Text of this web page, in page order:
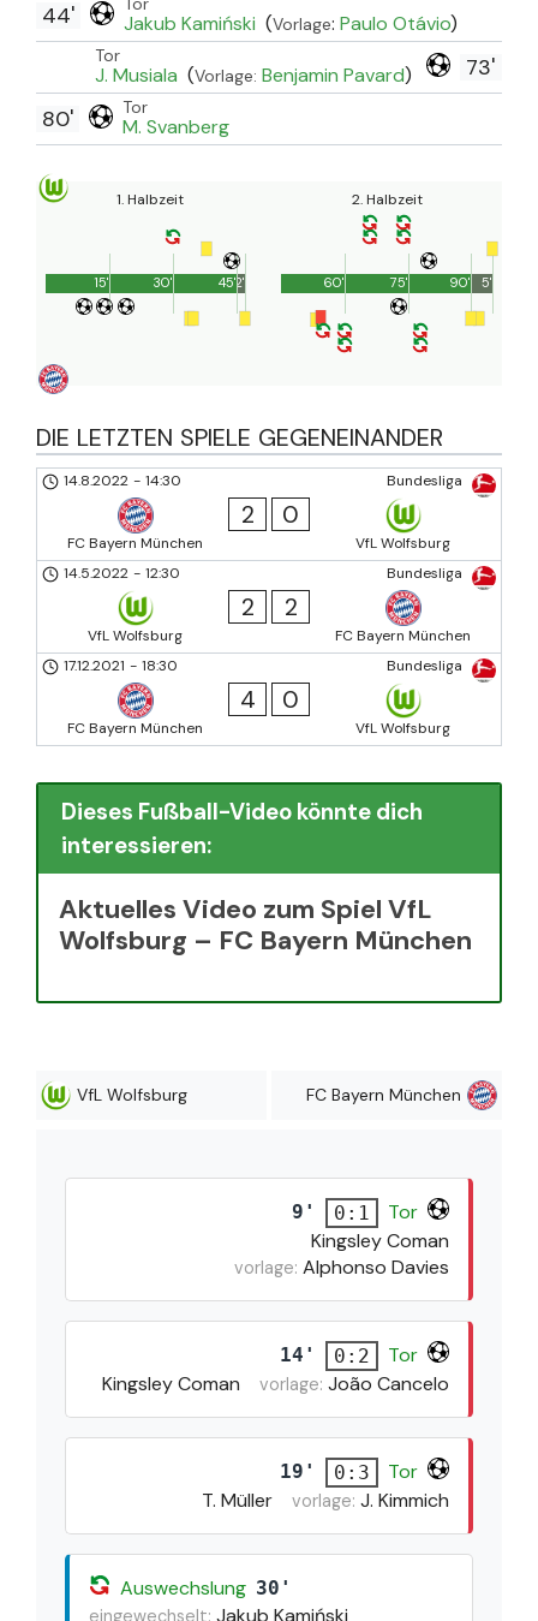
Jakub Kamiński (Vorlage: Paulo Otávio)
44'
73'
Tor
J. Musiala (Vorlage: Benjamin Pavard)
Tor
M. Svanberg
80'
1. Halbzeit
45'
15' 30' 2'
2. Halbzeit
90'
60' 75' 5'
DIE LETZTEN SPIELE GEGENEINANDER
Bundesliga
14.8.2022 - 14:30
FC Bayern München
2 0
VfL Wolfsburg
Bundesliga
14.5.2022 - 12:30
VfL Wolfsburg
2 2
FC Bayern München
Bundesliga
17.12.2021 - 18:30
FC Bayern München
4 0
VfL Wolfsburg
Dieses Fußball-Video könnte dich
interessieren:
Aktuelles Video zum Spiel VfL
Wolfsburg – FC Bayern München
VfL Wolfsburg FC Bayern München
9' 0:1
Tor
Kingsley Coman
vorlage: Alphonso Davies
14' 0:2
Tor
Kingsley Coman
vorlage: João Cancelo
19' 0:3
Tor
T. Müller
vorlage: J. Kimmich
Auswechslung 30'
eingewechselt: Jakub Kamiński